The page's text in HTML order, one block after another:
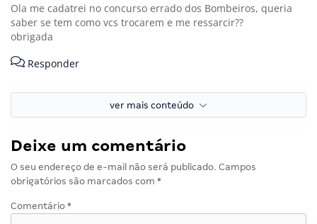
Ola me cadatrei no concurso errado dos Bombeiros, queria
saber se tem como vcs trocarem e me ressarcir??
obrigada
Responder
ver mais conteúdo
Deixe um comentário
O seu endereço de e-mail não será publicado. Campos
obrigatórios são marcados com *
Comentário *